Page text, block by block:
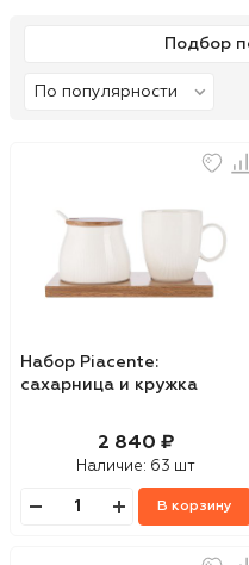
Подбор
Набор Piacente:
сахарница и кружка
2 840 ₽
Наличие: 63 шт
В корзину